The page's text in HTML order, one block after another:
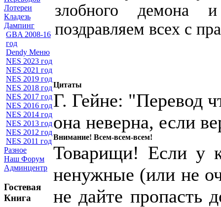
Лотереи
Кладезь
Дампинг
GBA 2008-16
год
Dendy Меню
NES 2023 год
NES 2021 год
NES 2019 год
NES 2018 год
NES 2017 год
NES 2016 год
NES 2014 год
NES 2013 год
NES 2012 год
NES 2011 год
Разное
Наш Форум
Админцентр
Гостевая
Книга
злобного демона
поздравляем всех с
Цитаты
Г. Гейне: "Перевод
она неверна, если
Внимание! Всем-всем-всем!
Товарищи! Если у
ненужные (или не
не дайте пропасть